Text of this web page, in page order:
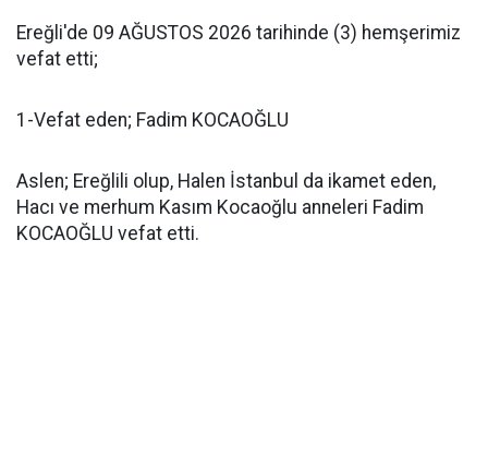
Ereğli'de 09 AĞUSTOS 2026 tarihinde (3) hemşerimiz
vefat etti;
1-Vefat eden; Fadim KOCAOĞLU
Aslen; Ereğlili olup, Halen İstanbul da ikamet eden,
Hacı ve merhum Kasım Kocaoğlu anneleri Fadim
KOCAOĞLU vefat etti.